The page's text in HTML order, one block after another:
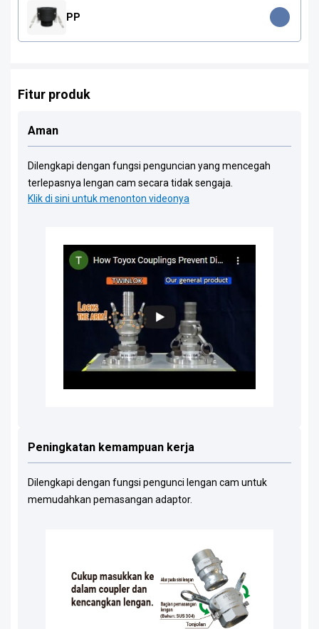
PP
Fitur produk
Aman
Dilengkapi dengan fungsi penguncian yang mencegah
terlepasnya lengan cam secara tidak sengaja.
Klik di sini untuk menonton videonya
Peningkatan kemampuan kerja
Dilengkapi dengan fungsi pengunci lengan cam untuk
memudahkan pemasangan adaptor.